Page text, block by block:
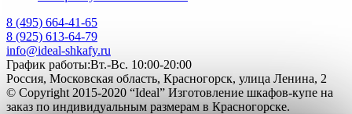
8 (495) 664-41-65
8 (925) 613-64-79
info@ideal-shkafy.ru
График работы:Вт.-Вс. 10:00-20:00
Россия, Московская область, Красногорск, улица Ленина, 2
© Copyright 2015-2020 “Ideal” Изготовление шкафов-купе на
заказ по индивидуальным размерам в Красногорске.